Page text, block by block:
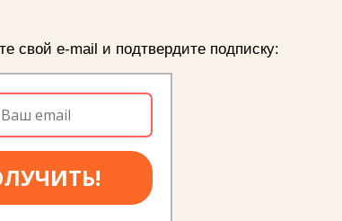
свой e-mail и подтвердите подписку: